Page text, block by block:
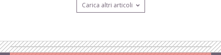
Carica altri articoli